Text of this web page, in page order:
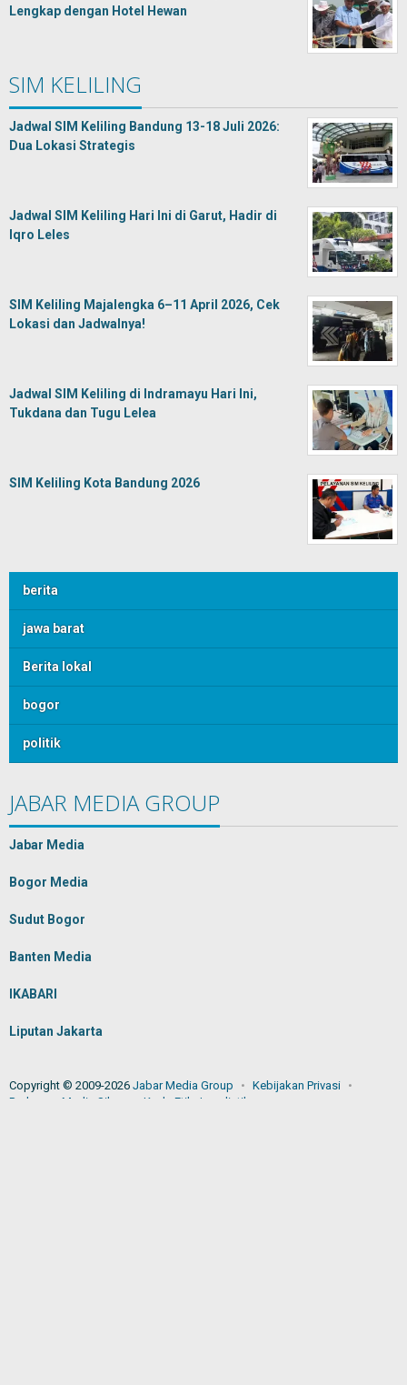
Lengkap dengan Hotel Hewan
SIM KELILING
Jadwal SIM Keliling Bandung 13-18 Juli 2026:
Dua Lokasi Strategis
Jadwal SIM Keliling Hari Ini di Garut, Hadir di
Iqro Leles
SIM Keliling Majalengka 6–11 April 2026, Cek
Lokasi dan Jadwalnya!
Jadwal SIM Keliling di Indramayu Hari Ini,
Tukdana dan Tugu Lelea
SIM Keliling Kota Bandung 2026
berita
jawa barat
Berita lokal
bogor
politik
JABAR MEDIA GROUP
Jabar Media
Bogor Media
Sudut Bogor
Banten Media
IKABARI
Liputan Jakarta
Copyright © 2009-2026 Jabar Media Group
Kebijakan Privasi
Pedoman Media Siber
Kode Etik Jurnalistik